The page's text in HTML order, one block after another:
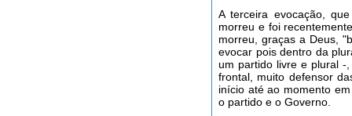
A terceira evocação,
morreu e foi
morreu, graças a Deus,
evocar pois dentro da
um partido livre e plural -
frontal, muito defensor
início até ao momento
o partido e o Governo.